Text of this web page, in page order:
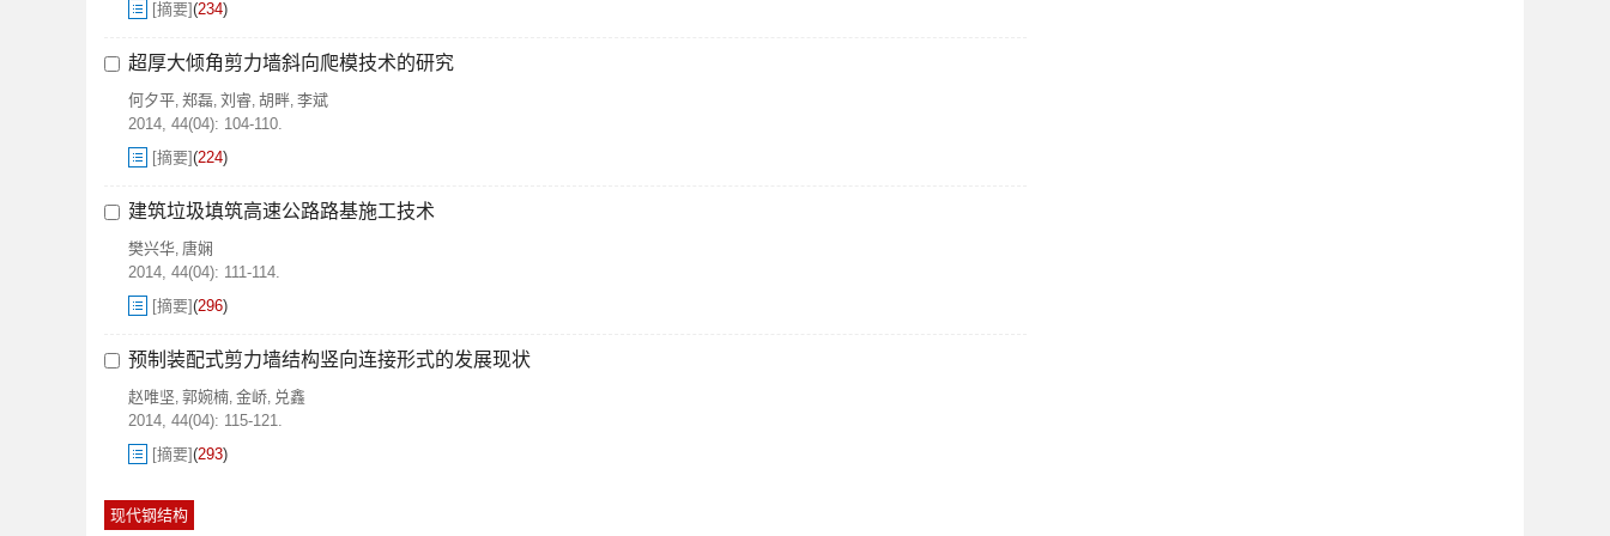
[摘要](234)
超厚大倾角剪力墙斜向爬模技术的研究
何夕平, 郑磊, 刘睿, 胡畔, 李斌
2014, 44(04): 104-110.
[摘要](224)
建筑垃圾填筑高速公路路基施工技术
樊兴华, 唐娴
2014, 44(04): 111-114.
[摘要](296)
预制装配式剪力墙结构竖向连接形式的发展现状
赵唯坚, 郭婉楠, 金峤, 兑鑫
2014, 44(04): 115-121.
[摘要](293)
现代钢结构